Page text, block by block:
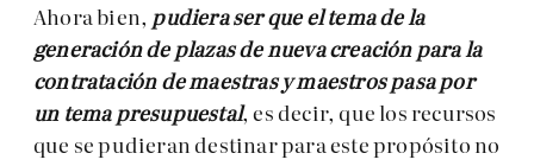
Ahora bien, pudiera ser que el tema de la
generación de plazas de nueva creación para la
contratación de maestras y maestros pasa por
un tema presupuestal, es decir, que los recursos
que se pudieran destinar para este propósito no